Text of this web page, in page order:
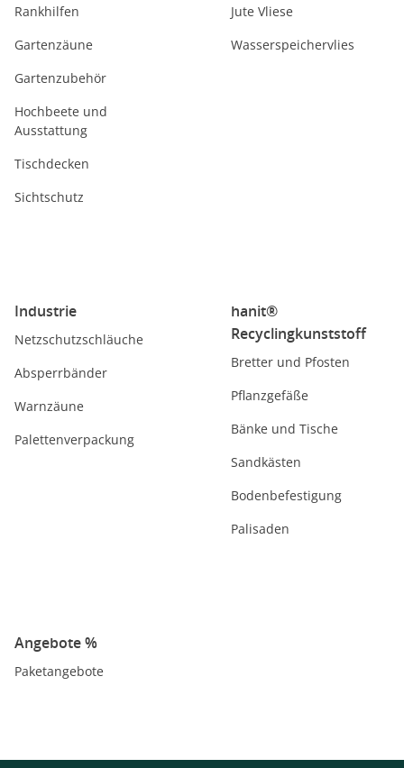
Rankhilfen
Gartenzäune
Gartenzubehör
Hochbeete und
Ausstattung
Tischdecken
Sichtschutz
Jute Vliese
Wasserspeichervlies
Industrie
Netzschutzschläuche
Absperrbänder
Warnzäune
Palettenverpackung
hanit®
Recyclingkunststoff
Bretter und Pfosten
Pflanzgefäße
Bänke und Tische
Sandkästen
Bodenbefestigung
Palisaden
Angebote %
Paketangebote